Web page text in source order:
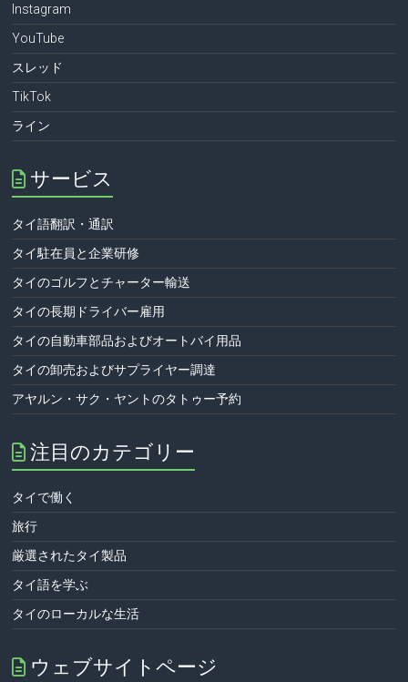
Instagram
YouTube
スレッド
TikTok
ライン
サービス
タイ語翻訳・通訳
タイ駐在員と企業研修
タイのゴルフとチャーター輸送
タイの長期ドライバー雇用
タイの自動車部品およびオートバイ用品
タイの卸売およびサプライヤー調達
アヤルン・サク・ヤントのタトゥー予約
注目のカテゴリー
タイで働く
旅行
厳選されたタイ製品
タイ語を学ぶ
タイのローカルな生活
ウェブサイトページ